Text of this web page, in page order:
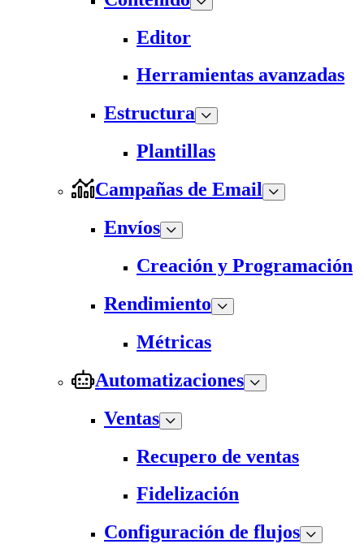
Editor
Herramientas avanzadas
Estructura
Plantillas
Campañas de Email
Envíos
Creación y Programación
Rendimiento
Métricas
Automatizaciones
Ventas
Recupero de ventas
Fidelización
Configuración de flujos